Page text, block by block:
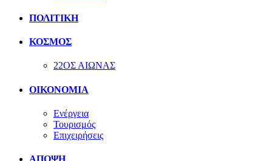
ΠΟΛΙΤΙΚΗ
ΚΟΣΜΟΣ
22ΟΣ ΑΙΩΝΑΣ
ΟΙΚΟΝΟΜΙΑ
Ενέργεια
Τουρισμός
Επιχειρήσεις